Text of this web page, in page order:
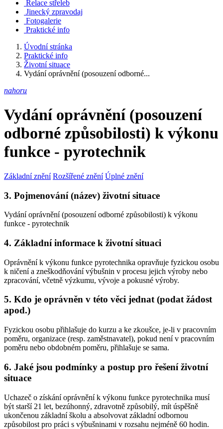
Relace střeleb
Jinecký zpravodaj
Fotogalerie
Praktické info
Úvodní stránka
Praktické info
Životní situace
Vydání oprávnění (posouzení odborné...
nahoru
Vydání oprávnění (posouzení
odborné způsobilosti) k výkonu
funkce - pyrotechnik
Základní znění Rozšířené znění Úplné znění
3. Pojmenování (název) životní situace
Vydání oprávnění (posouzení odborné způsobilosti) k výkonu
funkce - pyrotechnik
4. Základní informace k životní situaci
Oprávnění k výkonu funkce pyrotechnika opravňuje fyzickou osobu
k ničení a zneškodňování výbušnin v procesu jejich výroby nebo
zpracování, včetně výzkumu, vývoje a pokusné výroby.
5. Kdo je oprávněn v této věci jednat (podat žádost
apod.)
Fyzickou osobu přihlašuje do kurzu a ke zkoušce, je-li v pracovním
poměru, organizace (resp. zaměstnavatel), pokud není v pracovním
poměru nebo obdobném poměru, přihlašuje se sama.
6. Jaké jsou podmínky a postup pro řešení životní
situace
Uchazeč o získání oprávnění k výkonu funkce pyrotechnika musí
být starší 21 let, bezúhonný, zdravotně způsobilý, mít úspěšně
ukončenou základní školu a absolvovat základní odbornou
způsobilost pro práci s výbušninami v rozsahu nejméně 60 hodin.